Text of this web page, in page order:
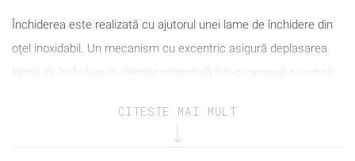
Închiderea este realizată cu ajutorul unei lame de închidere din
oţel inoxidabil. Un mecanism cu excentric asigură deplasarea
lamei de închidere în direcţie orizontală într-o carcasă cu uzură
CITESTE MAI MULT